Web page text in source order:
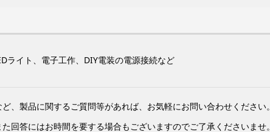
ライト、電子工作、DIY電装の電源接続など
、製品に関するご質問等があれば、お気軽にお問い合わせください。
回答にはお時間を要する場合もございますのでご了承くださいませ。​